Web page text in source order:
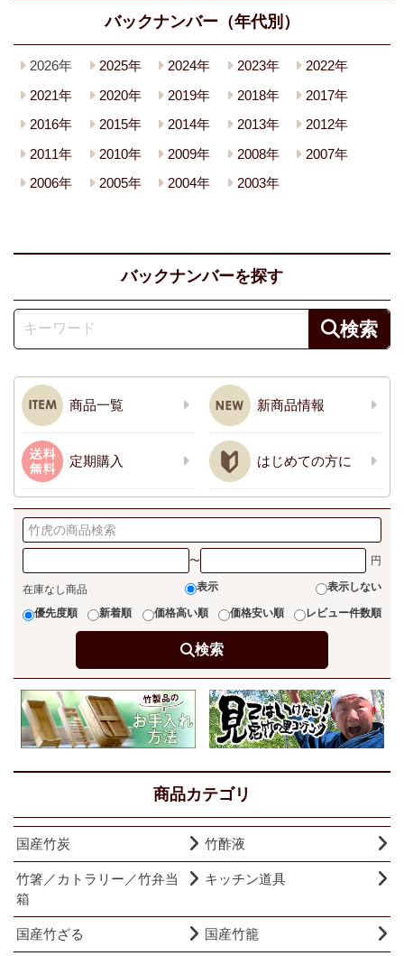
バックナンバー（年代別）
2026年 2025年 2024年 2023年
2022年
2021年
2020年 2019年 2018年
2017年
2016年
2015年 2014年 2013年
2012年
2011年
2010年 2009年 2008年
2007年
2006年
2005年 2004年 2003年
バックナンバーを探す
商品一覧 新商品情報
定期購入 はじめての方に
〜
在庫なし商品 表示 表示しない
優先度順 新着順 価格高い順 価格安い順 レビュー件数順
検索
商品カテゴリ
国産竹炭 竹酢液
竹箸／カトラリー／竹弁当
箱
キッチン道具
国産竹ざる 国産竹籠